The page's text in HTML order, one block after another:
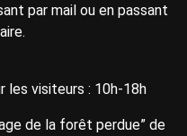
par mail ou en passant
les visiteurs : 10h-18h
de la forêt perdue” de